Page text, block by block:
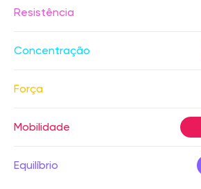
Resistência
Concentração
Força
Mobilidade
Equilíbrio